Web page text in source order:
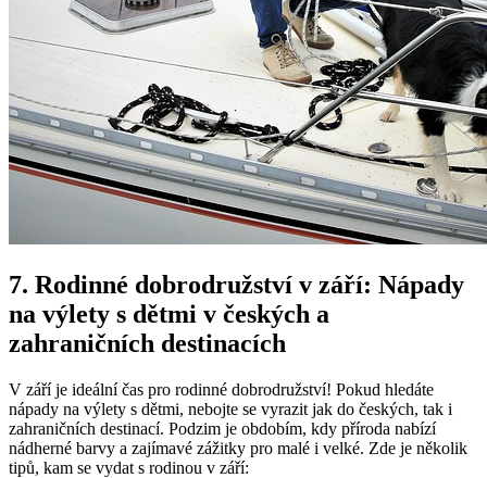
7. Rodinné dobrodružství v září: Nápady
na výlety s dětmi⁣ v českých a
zahraničních destinacích
V⁣ září⁤ je ideální čas pro rodinné dobrodružství! Pokud hledáte
nápady na výlety​ s dětmi, nebojte se vyrazit⁤ jak do českých, tak i
‍zahraničních destinací. Podzim je obdobím, kdy příroda nabízí⁤
nádherné barvy‌ a zajímavé‌ zážitky pro malé⁢ i velké. Zde je několik
tipů, kam​ se vydat s rodinou v září: